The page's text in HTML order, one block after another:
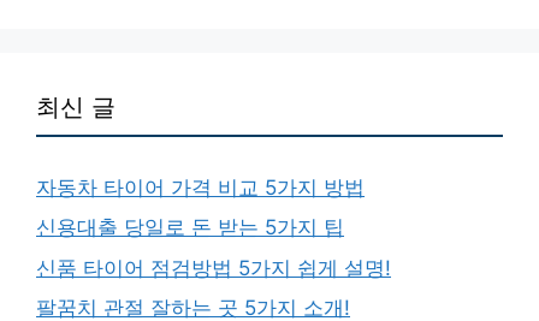
최신 글
자동차 타이어 가격 비교 5가지 방법
신용대출 당일로 돈 받는 5가지 팁
신품 타이어 점검방법 5가지 쉽게 설명!
팔꿈치 관절 잘하는 곳 5가지 소개!